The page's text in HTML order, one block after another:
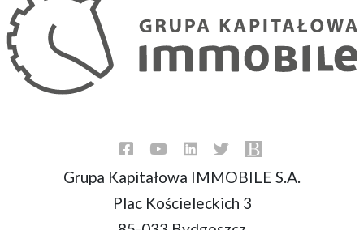
Grupa Kapitałowa IMMOBILE S.A.
Plac Kościeleckich 3